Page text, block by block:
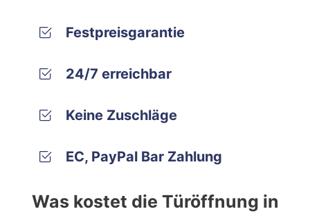
Festpreisgarantie
24/7 erreichbar
Keine Zuschläge
EC, PayPal Bar Zahlung
Was kostet die Türöffnung in